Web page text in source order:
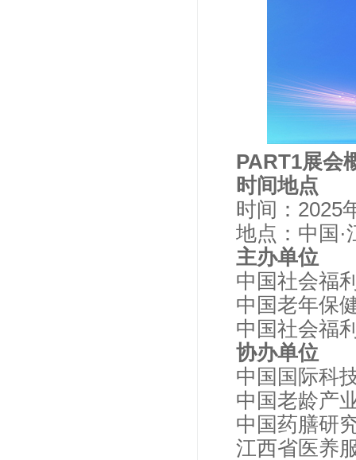
PART1展会
时间地点
时间：2025
地点：中国·
主办单位
中国社会福
中国老年保
中国社会福
协办单位
中国国际科
中国老龄产
中国药膳研
江西省医养